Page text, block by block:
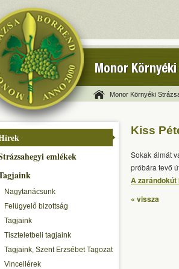
Monor
Monor Környéki
emlékek
Nagytanácsunk
Felügyelő bizottság
Tagjaink
Tiszteletbeli tagjaink
Tagjaink, Szent Erzsébet Tagozat
Vincellérek
Kiss
Sokak álmát
próbára tevő
A zarándokút
« vissza